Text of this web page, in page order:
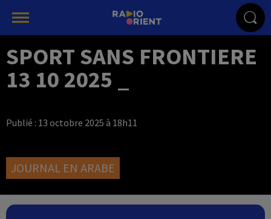
SPORT SANS FRONTIERE
13 10 2025 _
Publié : 13 octobre 2025 à 18h11
JOURNAL EN ARABE